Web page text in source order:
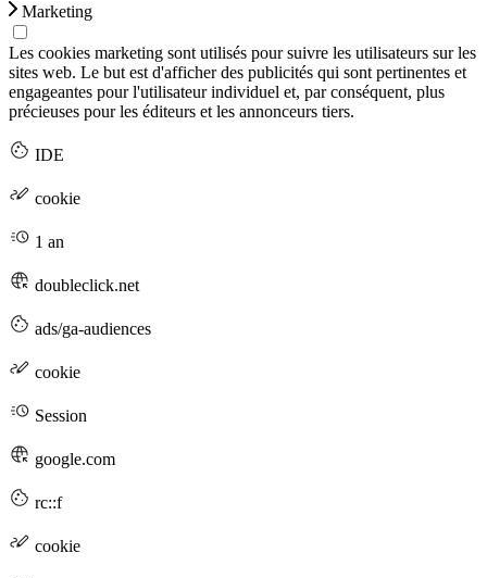
Marketing
Les cookies marketing sont utilisés pour suivre les utilisateurs sur les
sites web. Le but est d'afficher des publicités qui sont pertinentes et
engageantes pour l'utilisateur individuel et, par conséquent, plus
précieuses pour les éditeurs et les annonceurs tiers.
IDE
cookie
1 an
doubleclick.net
ads/ga-audiences
cookie
Session
google.com
rc::f
cookie